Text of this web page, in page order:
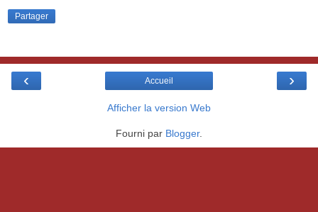
Partager
‹ ›
Accueil
Afficher la version Web
Fourni par Blogger.